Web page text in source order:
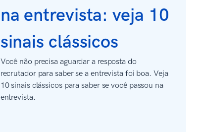
na entrevista: veja 10
sinais clássicos
Você não precisa aguardar a resposta do
recrutador para saber se a entrevista foi boa. Veja
10 sinais clássicos para saber se você passou na
entrevista.